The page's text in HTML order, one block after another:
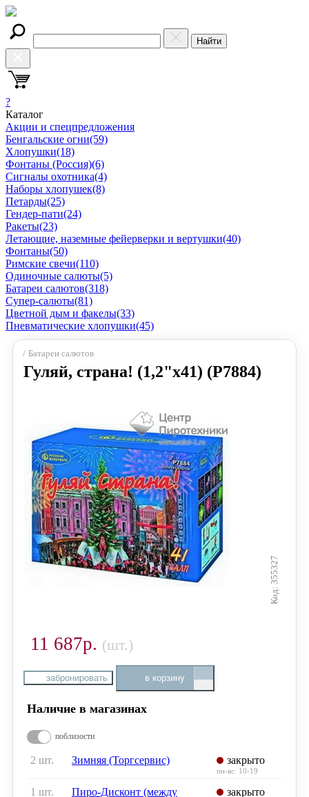
Найти
?
Каталог
Акции и спецпредложения
Бенгальские огни(59)
Хлопушки(18)
Фонтаны (Россия)(6)
Сигналы охотника(4)
Наборы хлопушек(8)
Петарды(25)
Гендер-пати(24)
Ракеты(23)
Летающие, наземные фейерверки и вертушки(40)
Фонтаны(50)
Римские свечи(110)
Одиночные салюты(5)
Батареи салютов(318)
Супер-салюты(81)
Цветной дым и факелы(33)
Пневматические хлопушки(45)
Батареи салютов
Гуляй, страна! (1,2"х41) (Р7884)
355327
11 687р. (шт.)
забронировать в корзину
Наличие в магазинах
поблизости
2 шт. Зимняя (Торгсервис) закрыто
пн-вс: 10-19
1 шт.
Пиро-Дисконт (между
закрыто